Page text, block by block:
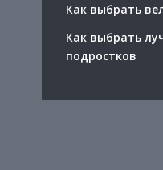
Как выбрать
Как выбрать
подростков